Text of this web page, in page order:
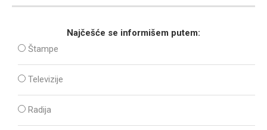
Najčešće se informišem putem:
Štampe
Televizije
Radija